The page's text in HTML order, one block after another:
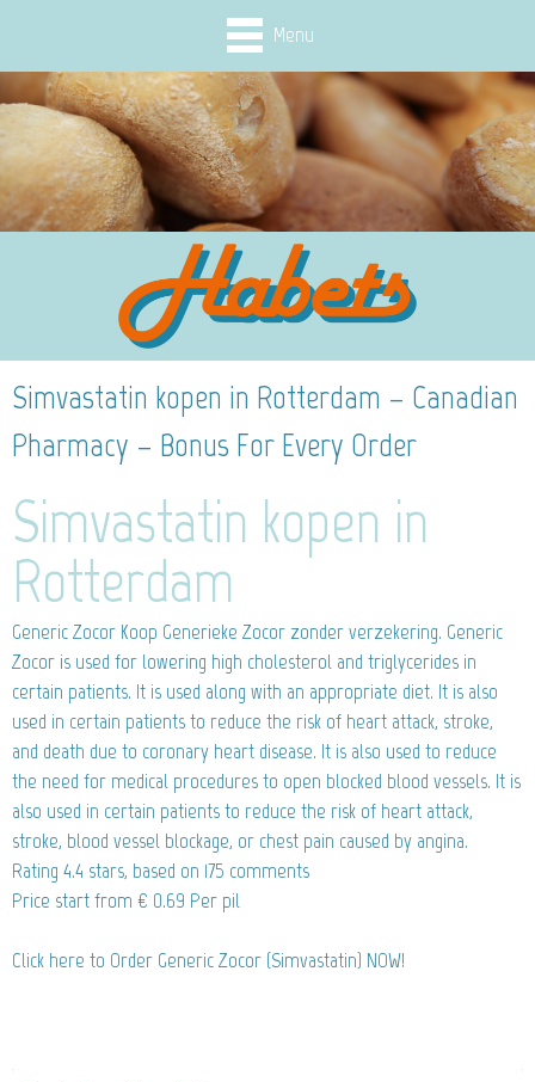
Menu
Simvastatin kopen in Rotterdam – Canadian
Pharmacy – Bonus For Every Order
Simvastatin kopen in
Rotterdam
Generic Zocor Koop Generieke Zocor zonder verzekering. Generic
Zocor is used for lowering high cholesterol and triglycerides in
certain patients. It is used along with an appropriate diet. It is also
used in certain patients to reduce the risk of heart attack, stroke,
and death due to coronary heart disease. It is also used to reduce
the need for medical procedures to open blocked blood vessels. It is
also used in certain patients to reduce the risk of heart attack,
stroke, blood vessel blockage, or chest pain caused by angina.
Rating 4.4 stars, based on 175 comments
Price start from € 0.69 Per pil
Click here to Order Generic Zocor (Simvastatin) NOW!